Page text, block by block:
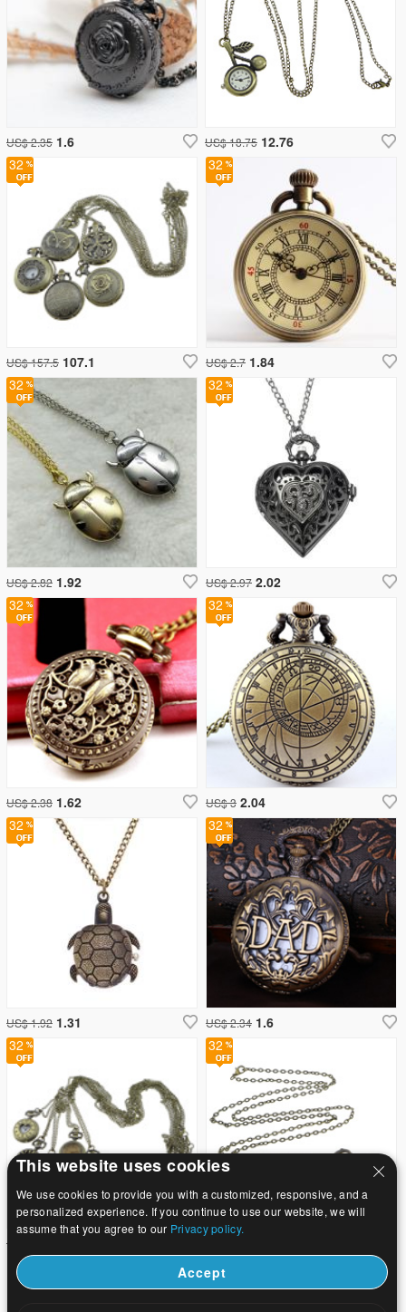
US$ 2.35 1.6
32
US$ 157.5 107.1
US$ 18.75 12.76
32
US$ 2.7 1.84
32
US$ 2.82 1.92
32
US$ 2.97 2.02
32
US$ 3 2.04
32
US$ 1.92 1.31
32
US$ 2.34 1.6
32
US$ 2.38 1.62
32
32
US$ 86.63 58.91
This website uses cookies
We use cookies to provide you with a customized, responsive, and a
personalized experience. If you continue to use our website, we will
assume that you agree to our Privacy policy.
Accept